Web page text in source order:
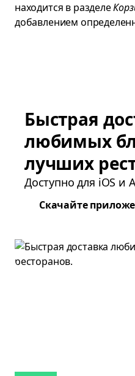
находится в разделе
добавлением
Быстрая
любимых
лучших
Доступно для iOS и
Скачайте